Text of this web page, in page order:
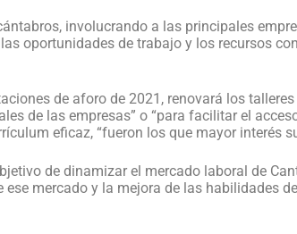
involucrando a las principales
oportunidades de trabajo y los recursos
de aforo de 2021, renovará los
de las empresas” o “para facilitar el
eficaz, “fueron los que mayor interés
de dinamizar el mercado laboral de
mercado y la mejora de las habilidades